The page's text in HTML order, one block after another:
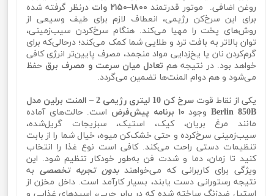
روغن اضافی. موتور قدرتمند ۱۸۰۰‌–‌۲۱۵۰ وات
در‌نظر گرفته شده
برای این سرخ‌کن رژیمی، انعطاف لازم برای طیف وسیعی از
روش‌های پخت را مهیا می‌کند. هنگام سرخ‌کردن سیب‌زمینی،
توان بالاتر به بافت ترد و طلایی شما کمک می‌کند؛ درحالی‌که برای
گرم‌کردن نان یا یخ‌زدایی مواد منجمد، مصرف پایین‌تر انرژی کافی
خواهد بود. در نتیجه هم تعادل میان سرعت و مصرف برق حفظ
می‌شود و هم دوام المنت‌ها تضمین می‌گردد.
یکی از نقاط قوت
سرخ کن 10 لیتری رژیمی 2 – المنت برلین مدل
Berlin 850Bوجود ۱۰ برنامه پیش‌فرض
است. حالت‌های آماده
مانند مرغ بریان، کیک، استیک، سبزیجات گریل‌شده،
سیب‌زمینی سرخ‌کرده و حتی خشک‌کن میوه، خیال شما را از بابت
تنظیمات دستی راحت می‌کند. کافی است نوع غذا را انتخاب
کنید تا زمان، دما و شدت فن به‌طور خودکار تنظیم شود. این
ویژگی برای کاربرانی که می‌خواهندبدون تجربه تخصصی به
نتیجه رستورانی دست یابند، بسیار کارآمد است. داخل مخزن از